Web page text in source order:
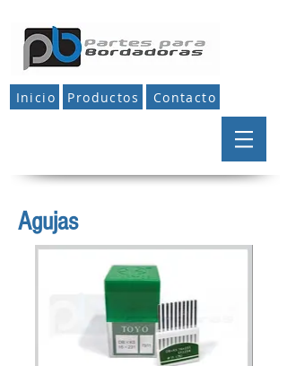
Inicio Productos Contacto
Agujas